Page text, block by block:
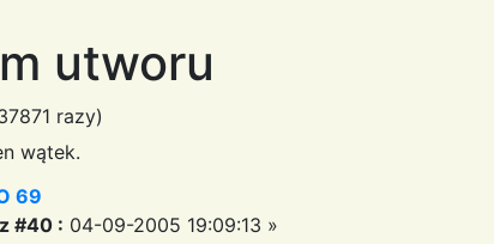
utworu
razy)
wątek.
69
#40 : 04-09-2005 19:09:13 »